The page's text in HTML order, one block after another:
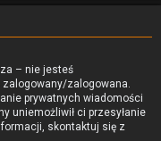
– nie jesteś
zalogowana.
prywatnych wiadomości
uniemożliwił ci przesyłanie
skontaktuj się z